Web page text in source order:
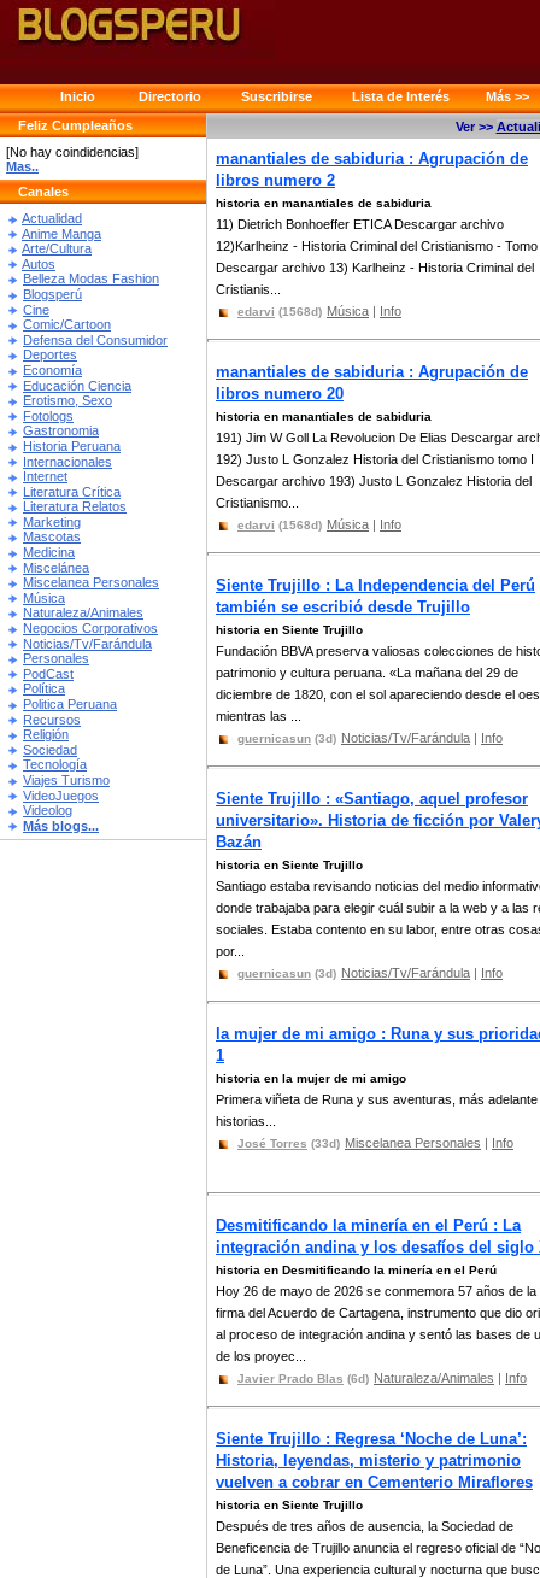
Inicio Directorio Suscribirse Lista de Interés
Más >>
Feliz Cumpleaños
[No hay coindidencias]
Mas..
Canales
Actualidad
Anime Manga
Arte/Cultura
Autos
Belleza Modas Fashion
Blogsperú
Cine
Comic/Cartoon
Defensa del Consumidor
Deportes
Economía
Educación Ciencia
Erotismo, Sexo
Fotologs
Gastronomia
Historia Peruana
Internacionales
Internet
Literatura Crítica
Literatura Relatos
Marketing
Mascotas
Medicina
Miscelánea
Miscelanea Personales
Música
Naturaleza/Animales
Negocios Corporativos
Noticias/Tv/Farándula
Personales
PodCast
Política
Politica Peruana
Recursos
Religión
Sociedad
Tecnología
Viajes Turismo
VideoJuegos
Videolog
Más blogs...
Ver >>
manantiales de sabiduria : Agrupación de
libros numero 2
historia en manantiales de sabiduria
11) Dietrich Bonhoeffer ETICA Descargar archivo
12)Karlheinz - Historia Criminal del Cristianismo - Tomo
Descargar archivo 13) Karlheinz - Historia Criminal del
Cristianis...
edarvi (1568d) Música | Info
manantiales de sabiduria : Agrupación de
libros numero 20
historia en manantiales de sabiduria
191) Jim W Goll La Revolucion De Elias Descargar
192) Justo L Gonzalez Historia del Cristianismo tomo I
Descargar archivo 193) Justo L Gonzalez Historia del
Cristianismo...
edarvi (1568d) Música | Info
Siente Trujillo : La Independencia del Perú
también se escribió desde Trujillo
historia en Siente Trujillo
Fundación BBVA preserva valiosas colecciones de
patrimonio y cultura peruana. «La mañana del 29 de
diciembre de 1820, con el sol apareciendo desde el
mientras las ...
guernicasun (3d) Noticias/Tv/Farándula | Info
Siente Trujillo : «Santiago, aquel profesor
universitario». Historia de ficción por
Bazán
historia en Siente Trujillo
Santiago estaba revisando noticias del medio
donde trabajaba para elegir cuál subir a la web y a las
sociales. Estaba contento en su labor, entre otras
por...
guernicasun (3d) Noticias/Tv/Farándula | Info
la mujer de mi amigo : Runa y sus
1
historia en la mujer de mi amigo
Primera viñeta de Runa y sus aventuras, más
historias...
José Torres (33d) Miscelanea Personales | Info
Desmitificando la minería en el Perú : La
integración andina y los desafíos del siglo
historia en Desmitificando la minería en el Perú
Hoy 26 de mayo de 2026 se conmemora 57 años de la
firma del Acuerdo de Cartagena, instrumento que dio
al proceso de integración andina y sentó las bases de
de los proyec...
Javier Prado Blas (6d) Naturaleza/Animales | Info
Siente Trujillo : Regresa ‘Noche de Luna’:
Historia, leyendas, misterio y patrimonio
vuelven a cobrar en Cementerio Miraflores
historia en Siente Trujillo
Después de tres años de ausencia, la Sociedad de
Beneficencia de Trujillo anuncia el regreso oficial de
de Luna”. Una experiencia cultural y nocturna que